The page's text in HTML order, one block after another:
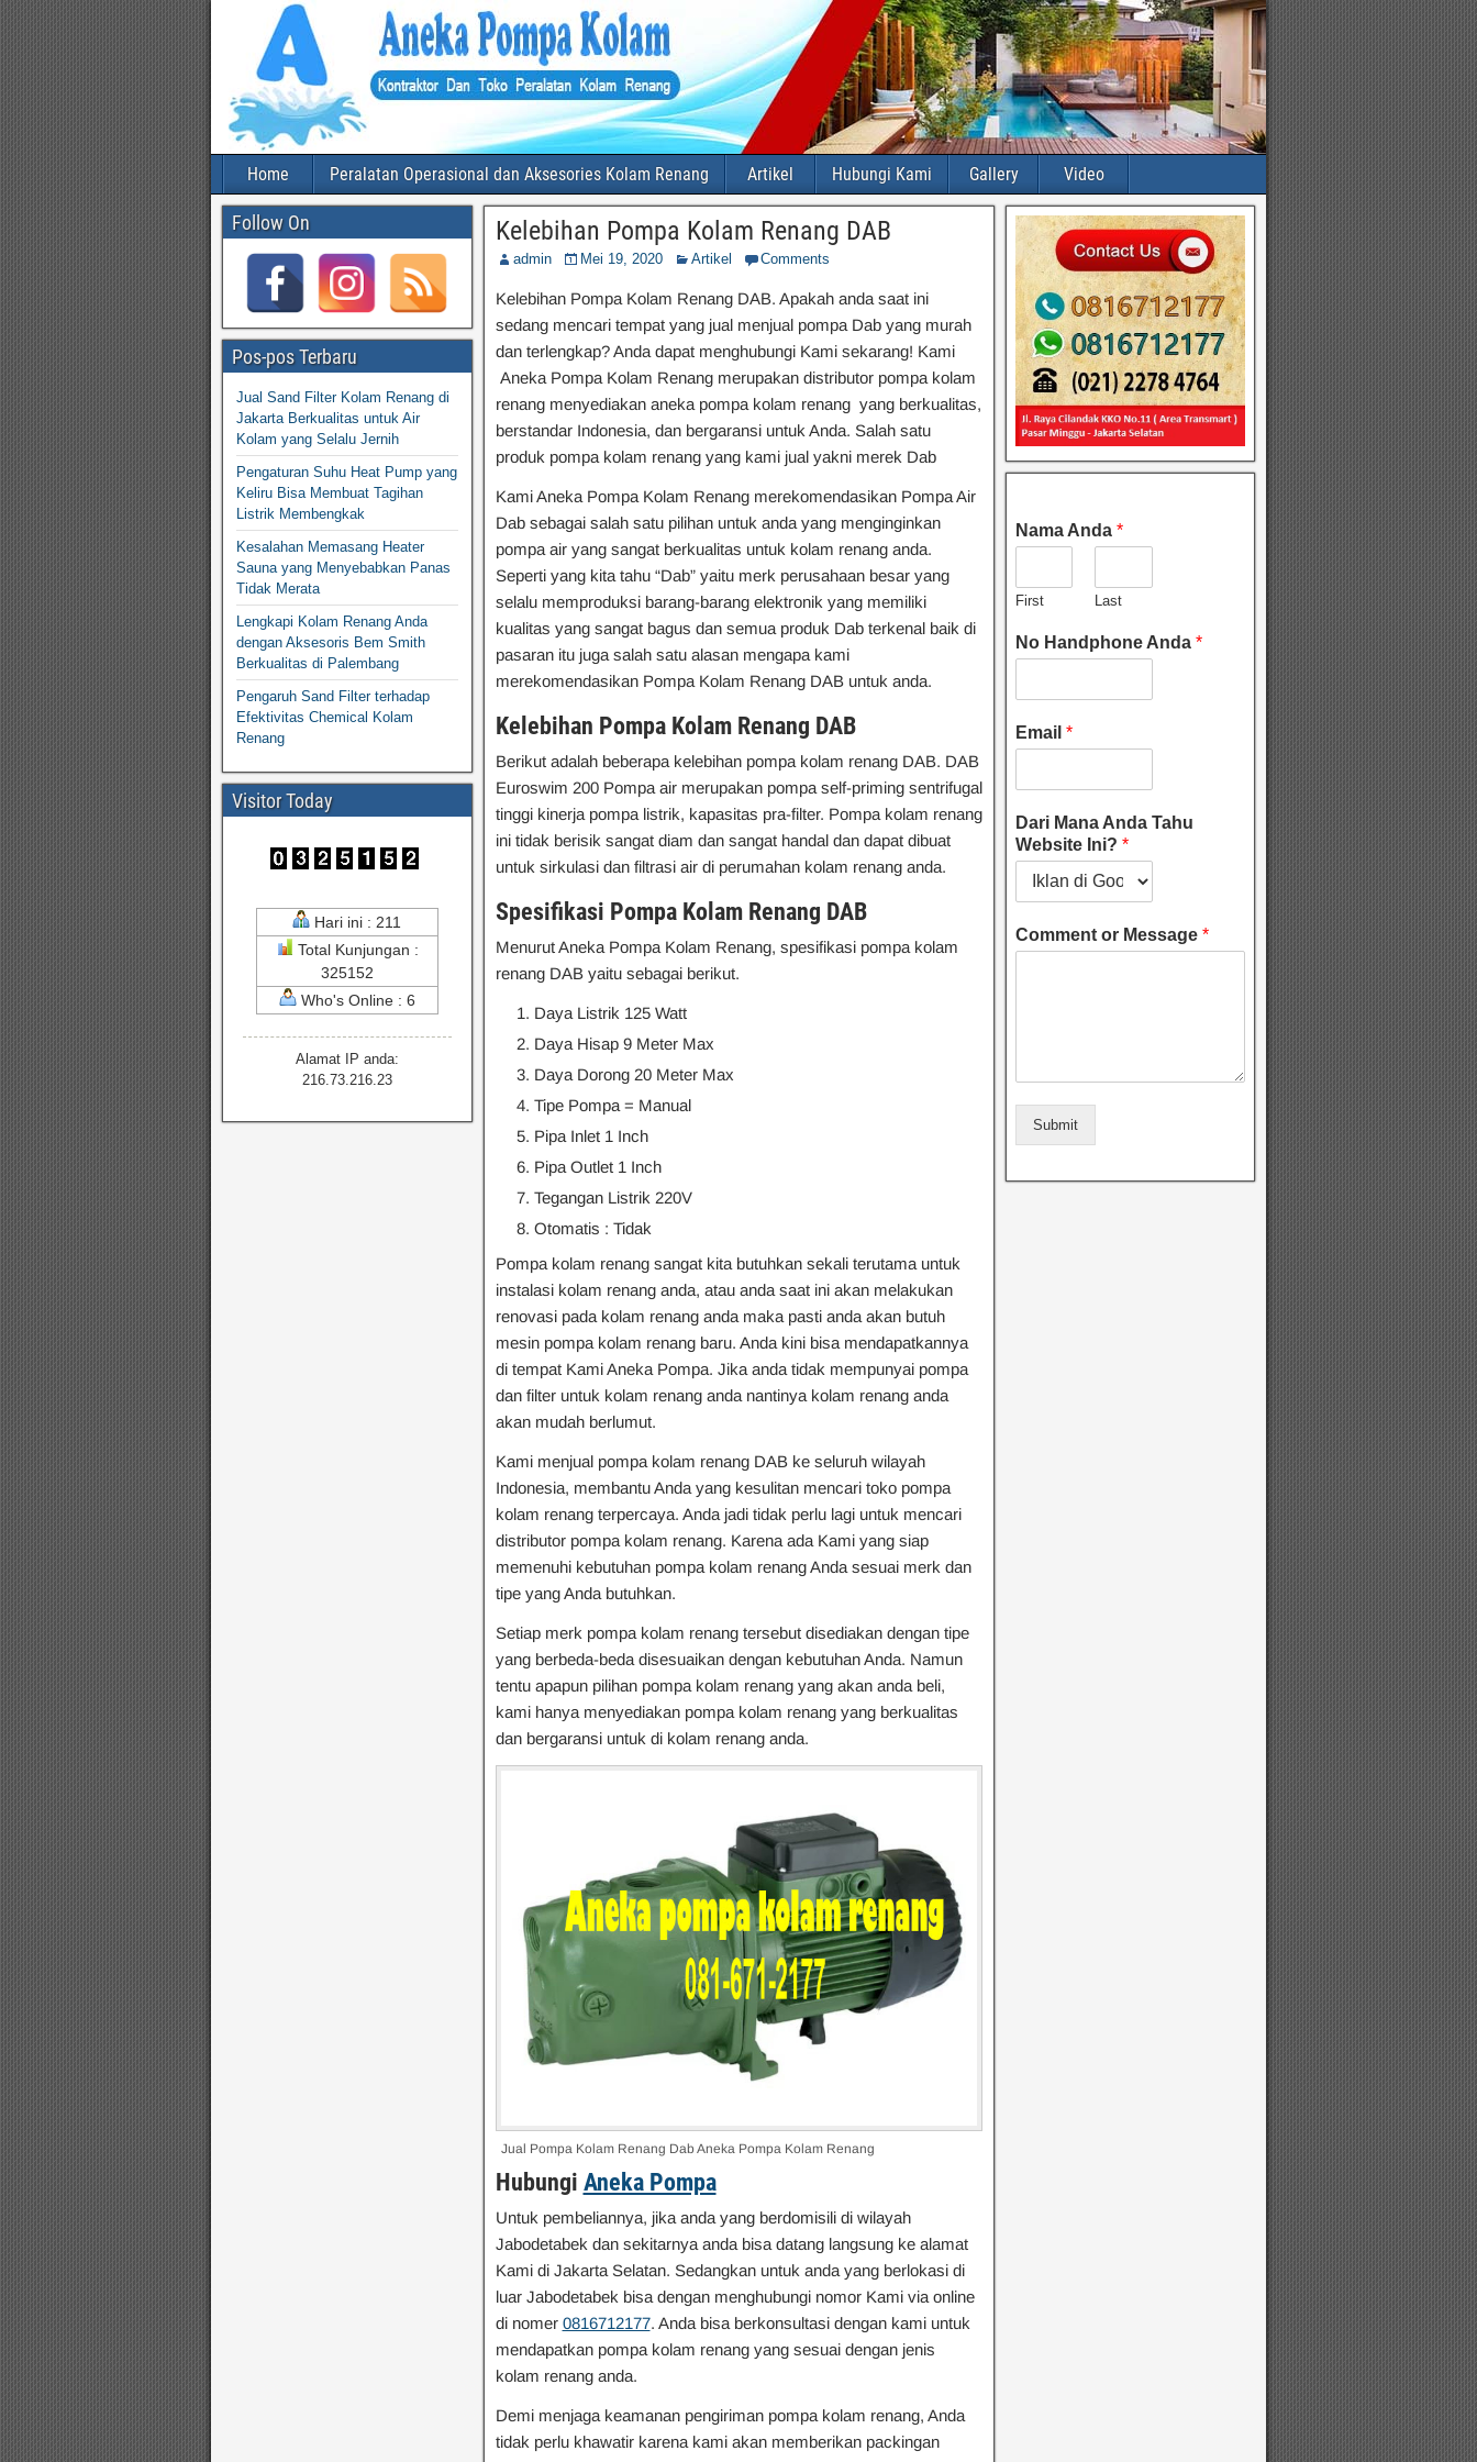
Home Peralatan Operasional dan Aksesories Kolam Renang Artikel Hubungi Kami Gallery Video
Kelebihan Pompa Kolam Renang DAB
admin Mei 19, 2020 Artikel Comments
Kelebihan Pompa Kolam Renang DAB. Apakah anda saat ini
sedang mencari tempat yang jual menjual pompa Dab yang murah
dan terlengkap? Anda dapat menghubungi Kami sekarang! Kami
Aneka Pompa Kolam Renang merupakan distributor pompa kolam
renang menyediakan aneka pompa kolam renang yang berkualitas,
berstandar Indonesia, dan bergaransi untuk Anda. Salah satu
produk pompa kolam renang yang kami jual yakni merek Dab
Kami Aneka Pompa Kolam Renang merekomendasikan Pompa Air
Dab sebagai salah satu pilihan untuk anda yang menginginkan
pompa air yang sangat berkualitas untuk kolam renang anda.
Seperti yang kita tahu “Dab” yaitu merk perusahaan besar yang
selalu memproduksi barang-barang elektronik yang memiliki
kualitas yang sangat bagus dan semua produk Dab terkenal baik di
pasaran itu juga salah satu alasan mengapa kami
merekomendasikan Pompa Kolam Renang DAB untuk anda.
Kelebihan Pompa Kolam Renang DAB
Berikut adalah beberapa kelebihan pompa kolam renang DAB. DAB
Euroswim 200 Pompa air merupakan pompa self-priming sentrifugal
tinggi kinerja pompa listrik, kapasitas pra-filter. Pompa kolam renang
ini tidak berisik sangat diam dan sangat handal dan dapat dibuat
untuk sirkulasi dan filtrasi air di perumahan kolam renang anda.
Spesifikasi Pompa Kolam Renang DAB
Menurut Aneka Pompa Kolam Renang, spesifikasi pompa kolam
renang DAB yaitu sebagai berikut.
Daya Listrik 125 Watt
Daya Hisap 9 Meter Max
Daya Dorong 20 Meter Max
Tipe Pompa = Manual
Pipa Inlet 1 Inch
Pipa Outlet 1 Inch
Tegangan Listrik 220V
Otomatis : Tidak
Pompa kolam renang sangat kita butuhkan sekali terutama untuk
instalasi kolam renang anda, atau anda saat ini akan melakukan
renovasi pada kolam renang anda maka pasti anda akan butuh
mesin pompa kolam renang baru. Anda kini bisa mendapatkannya
di tempat Kami Aneka Pompa. Jika anda tidak mempunyai pompa
dan filter untuk kolam renang anda nantinya kolam renang anda
akan mudah berlumut.
Kami menjual pompa kolam renang DAB ke seluruh wilayah
Indonesia, membantu Anda yang kesulitan mencari toko pompa
kolam renang terpercaya. Anda jadi tidak perlu lagi untuk mencari
distributor pompa kolam renang. Karena ada Kami yang siap
memenuhi kebutuhan pompa kolam renang Anda sesuai merk dan
tipe yang Anda butuhkan.
Setiap merk pompa kolam renang tersebut disediakan dengan tipe
yang berbeda-beda disesuaikan dengan kebutuhan Anda. Namun
tentu apapun pilihan pompa kolam renang yang akan anda beli,
kami hanya menyediakan pompa kolam renang yang berkualitas
dan bergaransi untuk di kolam renang anda.
Jual Pompa Kolam Renang Dab Aneka Pompa Kolam Renang
Hubungi Aneka Pompa
Untuk pembeliannya, jika anda yang berdomisili di wilayah
Jabodetabek dan sekitarnya anda bisa datang langsung ke alamat
Kami di Jakarta Selatan. Sedangkan untuk anda yang berlokasi di
luar Jabodetabek bisa dengan menghubungi nomor Kami via online
di nomer 0816712177. Anda bisa berkonsultasi dengan kami untuk
mendapatkan pompa kolam renang yang sesuai dengan jenis
kolam renang anda.
Demi menjaga keamanan pengiriman pompa kolam renang, Anda
tidak perlu khawatir karena kami akan memberikan packingan
Follow On
Pos-pos Terbaru
Jual Sand Filter Kolam Renang di
Jakarta Berkualitas untuk Air
Kolam yang Selalu Jernih
Pengaturan Suhu Heat Pump yang
Keliru Bisa Membuat Tagihan
Listrik Membengkak
Kesalahan Memasang Heater
Sauna yang Menyebabkan Panas
Tidak Merata
Lengkapi Kolam Renang Anda
dengan Aksesoris Bem Smith
Berkualitas di Palembang
Pengaruh Sand Filter terhadap
Efektivitas Chemical Kolam
Renang
Visitor Today
Hari ini : 211
Total Kunjungan :
325152
Who's Online : 6
Alamat IP anda:
216.73.216.23
Nama Anda *
First Last
No Handphone Anda *
Email *
Dari Mana Anda Tahu
Website Ini? *
Comment or Message *
Submit